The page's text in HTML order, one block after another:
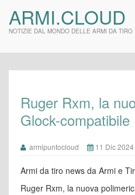
ARMI.CLOUD
NOTIZIE DAL MONDO DELLE ARMI DA TIRO
Ruger Rxm, la
Glock-compatibile
armipuntocloud 11 Dic 2024
Armi da tiro news da Armi e
Ruger Rxm, la nuova